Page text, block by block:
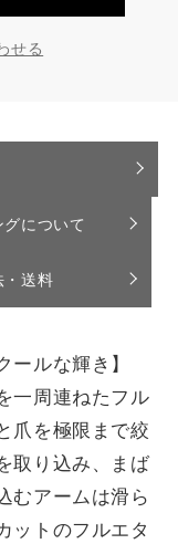
せる
について
・送料
ールな輝き】
一周連ねたフル
爪を極限まで絞
取り込み、まば
むアームは滑ら
ットのフルエタ